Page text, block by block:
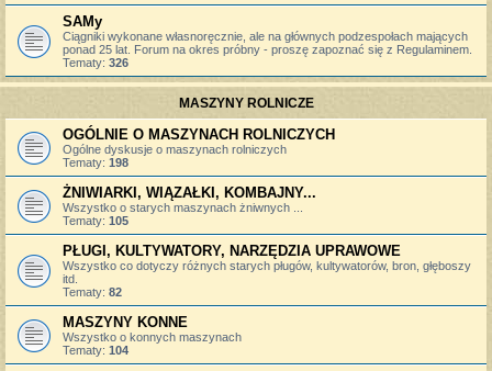
SAMy
Ciągniki wykonane własnoręcznie, ale na głównych podzespołach mających
ponad 25 lat. Forum na okres próbny - proszę zapoznać się z Regulaminem.
Tematy: 326
MASZYNY ROLNICZE
OGÓLNIE O MASZYNACH ROLNICZYCH
Ogólne dyskusje o maszynach rolniczych
Tematy: 198
ŻNIWIARKI, WIĄZAŁKI, KOMBAJNY...
Wszystko o starych maszynach żniwnych ...
Tematy: 105
PŁUGI, KULTYWATORY, NARZĘDZIA UPRAWOWE
Wszystko co dotyczy różnych starych pługów, kultywatorów, bron, głęboszy
itd.
Tematy: 82
MASZYNY KONNE
Wszystko o konnych maszynach
Tematy: 104